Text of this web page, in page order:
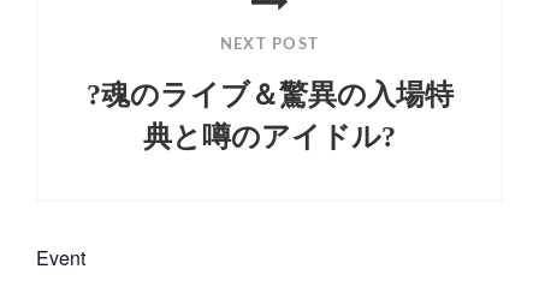
NEXT POST
?魂のライブ＆驚異の入場特
典と噂のアイドル?
Event